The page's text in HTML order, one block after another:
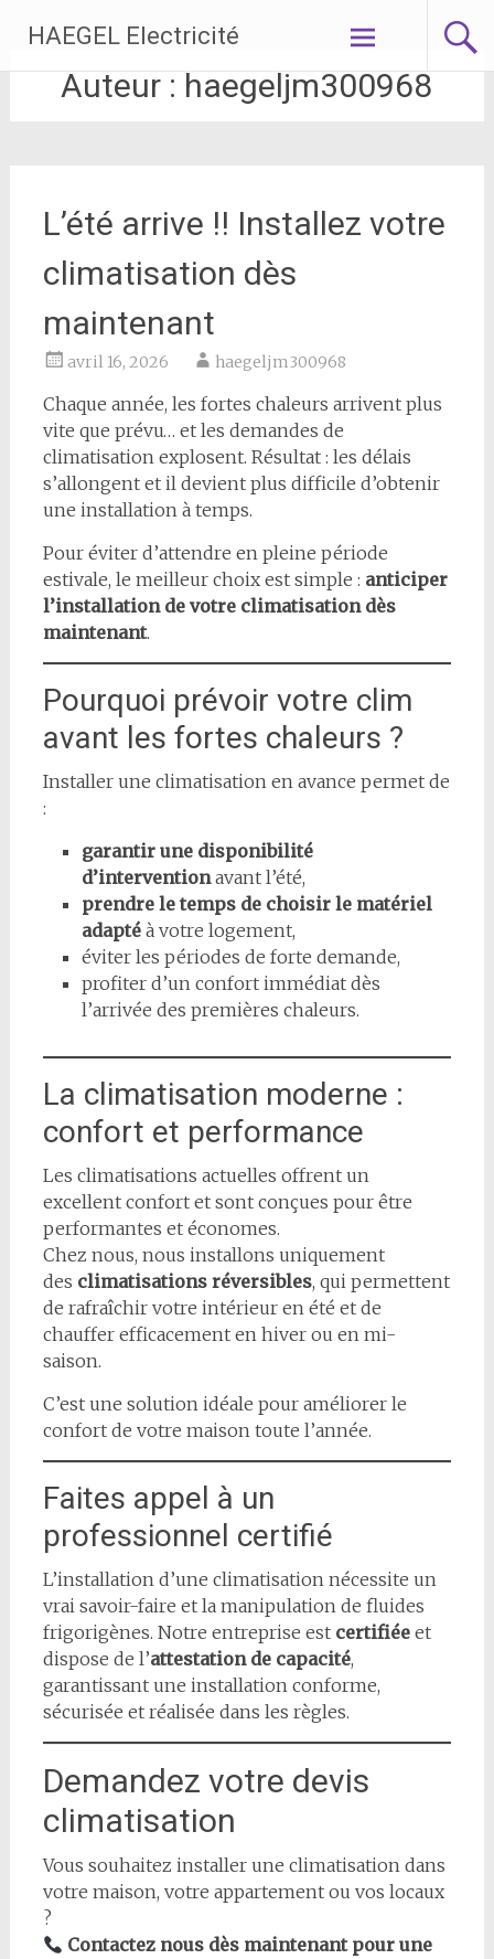
contenu
principal
HAEGEL Electricité
Auteur : haegeljm300968
L’été arrive !! Installez votre
climatisation dès
maintenant
avril 16, 2026 haegeljm300968
Chaque année, les fortes chaleurs arrivent plus
vite que prévu… et les demandes de
climatisation explosent. Résultat : les délais
s’allongent et il devient plus difficile d’obtenir
une installation à temps.
Pour éviter d’attendre en pleine période
estivale, le meilleur choix est simple : anticiper
l’installation de votre climatisation dès
maintenant.
Pourquoi prévoir votre clim
avant les fortes chaleurs ?
Installer une climatisation en avance permet de
:
garantir une disponibilité
d’interventionavant l’été,
prendre le temps de choisir le matériel
adaptéà votre logement,
éviter les périodes de forte demande,
profiter d’un confort immédiat dès
l’arrivée des premières chaleurs.
La climatisation moderne :
confort et performance
Les climatisations actuelles offrent un
excellent confort et sont conçues pour être
performantes et économes.
Chez nous, nous installons uniquement
des climatisations réversibles, qui permettent
de rafraîchir votre intérieur en été et de
chauffer efficacement en hiver ou en mi-
saison.
C’est une solution idéale pour améliorer le
confort de votre maison toute l’année.
Faites appel à un
professionnel certifié
L’installation d’une climatisation nécessite un
vrai savoir-faire et la manipulation de fluides
frigorigènes. Notre entreprise est certifiéeet
dispose de l’attestation de capacité,
garantissant une installation conforme,
sécurisée et réalisée dans les règles.
Demandez votre devis
climatisation
Vous souhaitez installer une climatisation dans
votre maison, votre appartement ou vos locaux
?
Contactez nous dès maintenant pour une